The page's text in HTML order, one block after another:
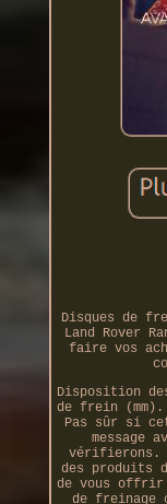
Disques de
Land Rover
faire vos
Disposition
de frein
Pas sûr si
message
vérifierons.
des produits
de vous offrir
de freinage